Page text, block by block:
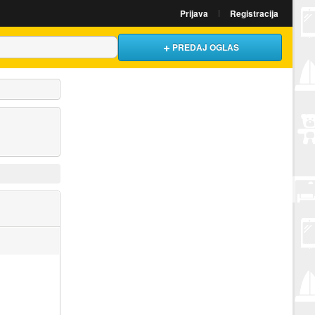
Prijava Registracija
PREDAJ OGLAS